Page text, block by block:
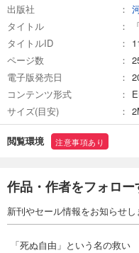
出版社
タイトル
タイトルID
ページ数
電子版発売日
コンテンツ形式
サイズ(目安)
閲覧環境 注意事項あり
作品・作者をフォロー
新刊やセール情報をお知らせし
「死ぬ自由」という名の救い